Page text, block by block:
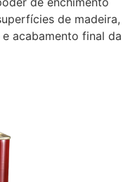
de madeira,
acabamento final da